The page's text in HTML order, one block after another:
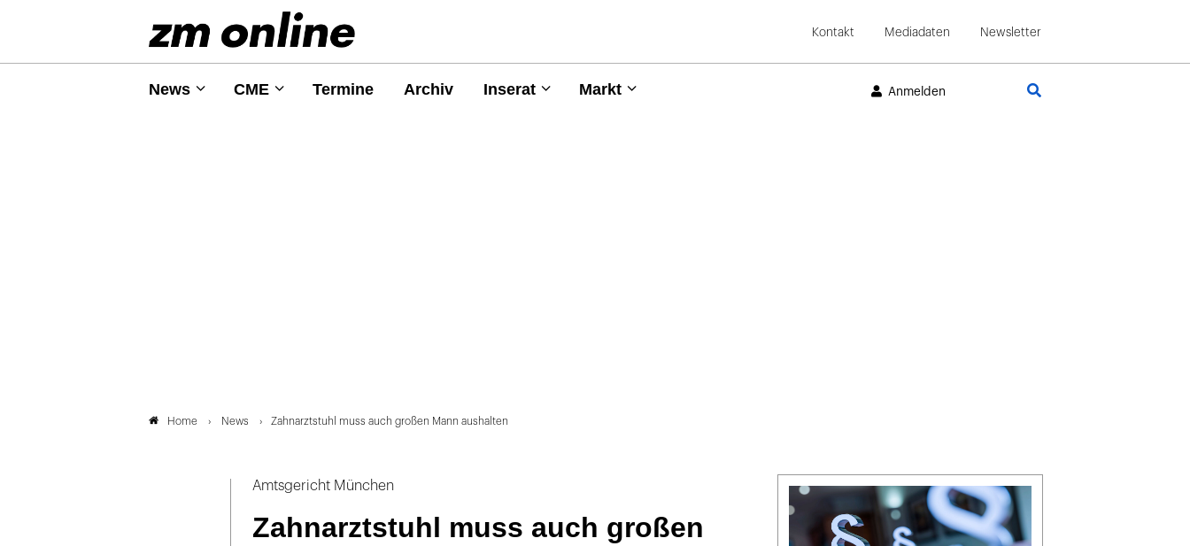
Kontakt Mediadaten Newsletter
News CME Termine Archiv Inserat Markt Anmelden
Home News Zahnarztstuhl muss auch großen Mann aushalten
Amtsgericht München
Zahnarztstuhl muss auch großen